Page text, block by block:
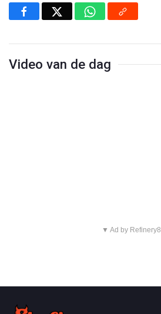
Video van de dag
▼ Ad by